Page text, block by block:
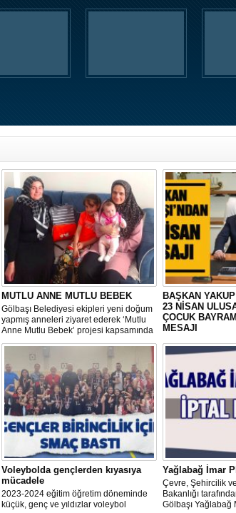
MUTLU ANNE MUTLU BEBEK
Gölbaşı Belediyesi ekipleri yeni doğum
yapmış anneleri ziyaret ederek ‘Mutlu
Anne Mutlu Bebek’ projesi kapsamında
hem içerisinde doğum sonrası temel
ediyor hem de uygulamalı eğitim
veriyor.
BAŞKAN
23 NİSAN
ÇOCUK
MESAJI
Gölbaşı Belediye
Odabaşı,
Egemenlik ve
kutladığı bir mesaj
Voleybolda gençlerden kıyasıya
mücadele
2023-2024 eğitim öğretim döneminde
küçük, genç ve yıldızlar voleybol
Yağlabağ İmar
Çevre, Şehircilik
Bakanlığı
Gölbaşı